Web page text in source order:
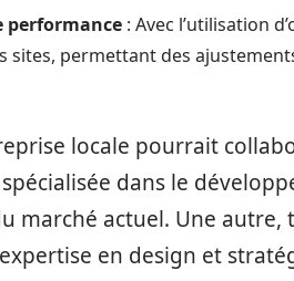
performance : Avec l’utilisation
sites, permettant des
locale pourrait
dans le
marché actuel. Une autre,
en design et